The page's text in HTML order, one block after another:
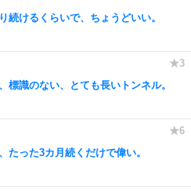
続けるくらいで、ちょうどいい。
標識のない、とても長いトンネル。
たった3カ月続くだけで偉い。